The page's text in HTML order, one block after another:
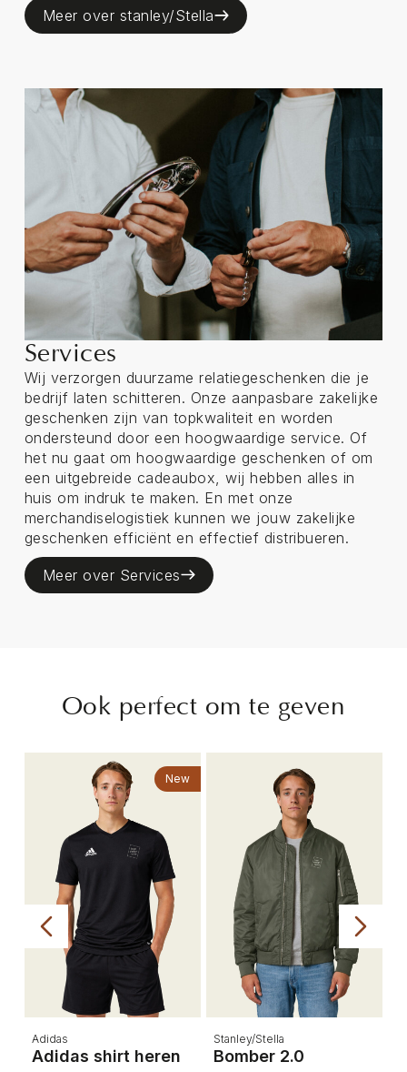
Meer over stanley/Stella
Services
Wij verzorgen duurzame relatiegeschenken die je
bedrijf laten schitteren. Onze aanpasbare zakelijke
geschenken zijn van topkwaliteit en worden
ondersteund door een hoogwaardige service. Of
het nu gaat om hoogwaardige geschenken of om
een uitgebreide cadeaubox, wij hebben alles in
huis om indruk te maken. En met onze
merchandiselogistiek kunnen we jouw zakelijke
geschenken efficiënt en effectief distribueren.
Meer over Services
Ook perfect om te geven
New
Adidas
Adidas shirt heren
Stanley/Stella
Bomber 2.0